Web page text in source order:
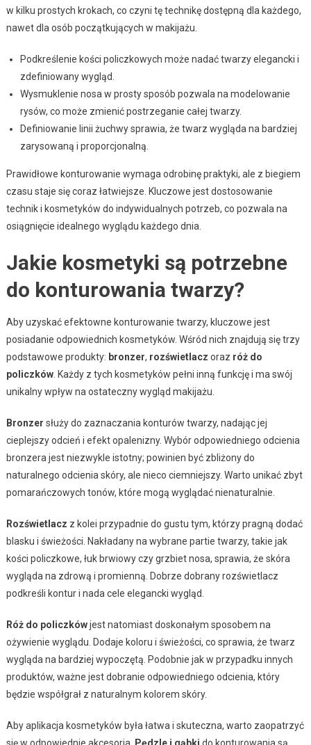
w kilku prostych krokach, co czyni tę technikę dostępną dla każdego,
nawet dla osób początkujących w makijażu.
Podkreślenie kości policzkowych może nadać twarzy elegancki i
zdefiniowany wygląd.
Wysmuklenie nosa w prosty sposób pozwala na modelowanie
rysów, co może zmienić postrzeganie całej twarzy.
Definiowanie linii żuchwy sprawia, że twarz wygląda na bardziej
zarysowaną i proporcjonalną.
Prawidłowe konturowanie wymaga odrobinę praktyki, ale z biegiem
czasu staje się coraz łatwiejsze. Kluczowe jest dostosowanie
technik i kosmetyków do indywidualnych potrzeb, co pozwala na
osiągnięcie idealnego wyglądu każdego dnia.
Jakie kosmetyki są potrzebne
do konturowania twarzy?
Aby uzyskać efektowne konturowanie twarzy, kluczowe jest
posiadanie odpowiednich kosmetyków. Wśród nich znajdują się trzy
podstawowe produkty: bronzer, rozświetlacz oraz róż do
policzków. Każdy z tych kosmetyków pełni inną funkcję i ma swój
unikalny wpływ na ostateczny wygląd makijażu.
Bronzer służy do zaznaczania konturów twarzy, nadając jej
cieplejszy odcień i efekt opalenizny. Wybór odpowiedniego odcienia
bronzera jest niezwykle istotny; powinien być zbliżony do
naturalnego odcienia skóry, ale nieco ciemniejszy. Warto unikać zbyt
pomarańczowych tonów, które mogą wyglądać nienaturalnie.
Rozświetlacz z kolei przypadnie do gustu tym, którzy pragną dodać
blasku i świeżości. Nakładany na wybrane partie twarzy, takie jak
kości policzkowe, łuk brwiowy czy grzbiet nosa, sprawia, że skóra
wygląda na zdrową i promienną. Dobrze dobrany rozświetlacz
podkreśli kontur i nada cele elegancki wygląd.
Róż do policzkówjest natomiast doskonałym sposobem na
ożywienie wyglądu. Dodaje koloru i świeżości, co sprawia, że twarz
wygląda na bardziej wypoczętą. Podobnie jak w przypadku innych
produktów, ważne jest dobranie odpowiedniego odcienia, który
będzie współgrał z naturalnym kolorem skóry.
Aby aplikacja kosmetyków była łatwa i skuteczna, warto zaopatrzyć
się w odpowiednie akcesoria.
Pędzle i gąbki do konturowania są